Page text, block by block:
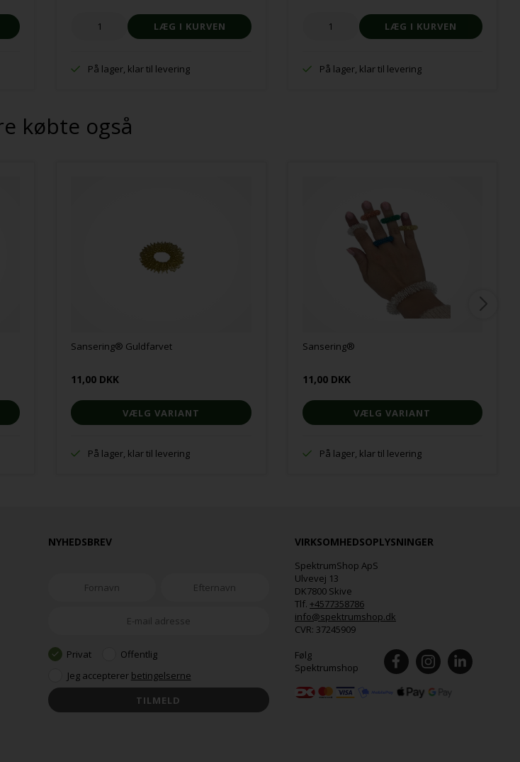
På lager, klar til levering På lager, klar til levering
købte også
Sansering® Guldfarvet
11,00 DKK
VÆLG VARIANT
På lager, klar til levering
Sansering®
11,00 DKK
VÆLG VARIANT
På lager, klar til levering
NYHEDSBREV
Privat
Offentlig
Jeg accepterer betingelserne
VIRKSOMHEDSOPLYSNINGER
SpektrumShop ApS
Ulvevej 13
DK7800 Skive
Tlf.+4577358786
info@spektrumshop.dk
CVR: 37245909
Følg
Spektrumshop